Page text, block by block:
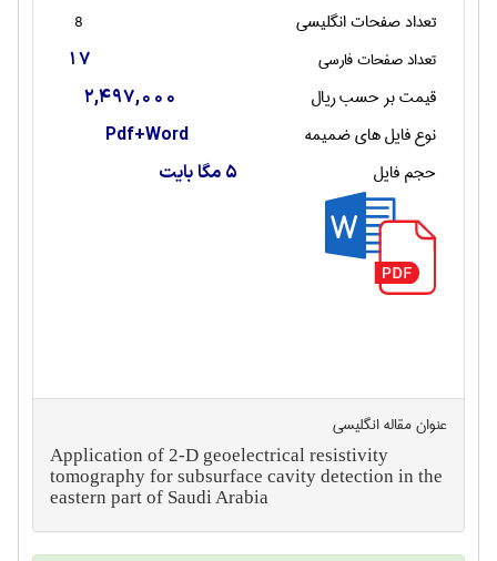
تعداد صفحات انگليسی
8
تعداد صفحات فارسی
17
قیمت بر حسب ریال 2,497,000
نوع فایل های ضمیمه Pdf+Word
حجم فایل 5 مگا بایت
عنوان مقاله انگليسی
Application of 2-D geoelectrical resistivity
tomography for subsurface cavity detection in the
eastern part of Saudi Arabia